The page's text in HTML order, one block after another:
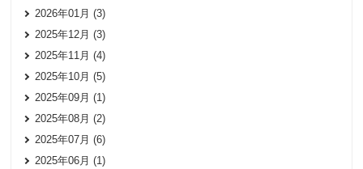
2026年01月 (3)
2025年12月 (3)
2025年11月 (4)
2025年10月 (5)
2025年09月 (1)
2025年08月 (2)
2025年07月 (6)
2025年06月 (1)